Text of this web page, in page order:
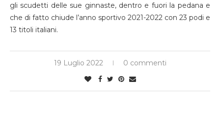
gli scudetti delle sue ginnaste, dentro e fuori la pedana e
che di fatto chiude l’anno sportivo 2021-2022 con 23 podi e
13 titoli italiani.
19 Luglio 2022 0 commenti